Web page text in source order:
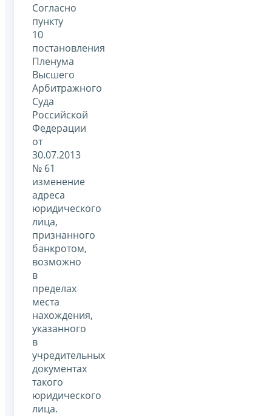
Согласно
пункту
10
постановления
Пленума
Высшего
Арбитражного
Суда
Российской
Федерации
от
30.07.2013
№ 61
изменение
адреса
юридического
лица,
признанного
банкротом,
возможно
в
пределах
места
нахождения,
указанного
в
учредительных
документах
такого
юридического
лица.